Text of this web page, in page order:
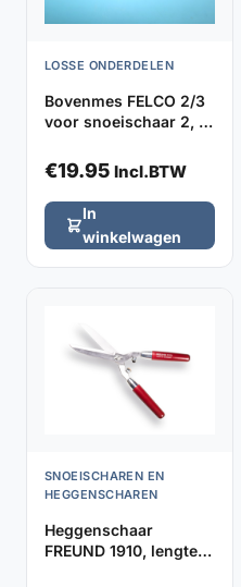
LOSSE ONDERDELEN
Bovenmes FELCO 2/3
voor snoeischaar 2, 4,
€19.95 Incl.BTW
In
winkelwagen
SNOEISCHAREN EN
HEGGENSCHAREN
Heggenschaar
FREUND 1910, lengte